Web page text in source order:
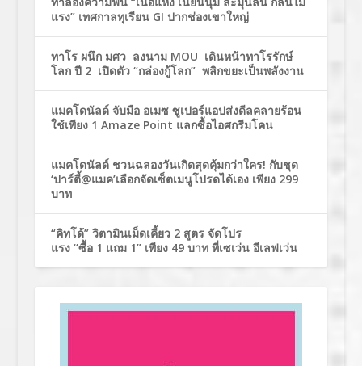
แรง” เทศกาลทุเรียน GI ปากช่องเขาใหญ่
ทาโร ผนึก มศว ลงนาม MOU เดินหน้าทาโรรักษ์
โลก ปี 2 เปิดตัว “กล่องกู้โลก” พลิกขยะเป็นพลังงาน
แมคโดนัลด์ จับมือ อเมซ ซูเปอร์แอปส่งดีลคลายร้อน
ใช้เพียง 1 Amaze Point แลกซื้อไอศกรีมโคน
แมคโดนัลด์ ชวนฉลองวันเกิดสุดคุ้มกว่าใคร! กับชุด
‘ปาร์ตี้@แมค’เลือกจัดเซ็ตเมนูโปรดได้เอง เพียง 299
บาท
“คิทโด้” วิตามินเม็ดเคี้ยว 2 สูตร จัดโปร
แรง “ซื้อ 1 แถม 1” เพียง 49 บาท ที่เซเว่น อีเลฟเว่น